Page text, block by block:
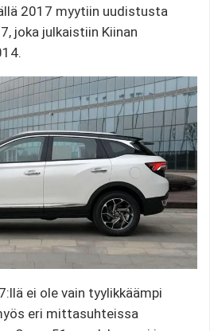
2017 myytiin uudistusta
joka julkaistiin Kiinan
ei ole vain tyylikkäämpi
eri mittasuhteissa